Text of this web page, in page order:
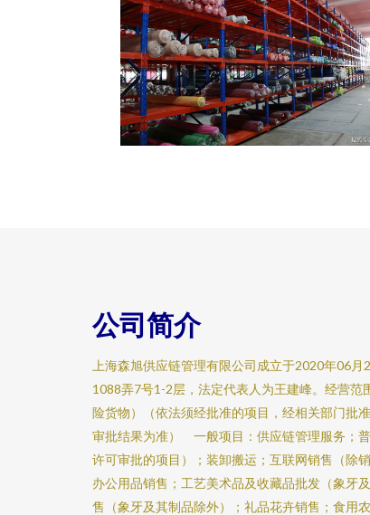
公司简介
上海森旭供应链管理有限公司成立于2020年06
1088弄7号1-2层，法定代表人为王建峰。经营
险货物）（依法须经批准的项目，经相关部门批
审批结果为准） 一般项目：供应链管理服务；
许可审批的项目）；装卸搬运；互联网销售（除
办公用品销售；工艺美术品及收藏品批发（象牙
售（象牙及其制品除外）；礼品花卉销售；食用